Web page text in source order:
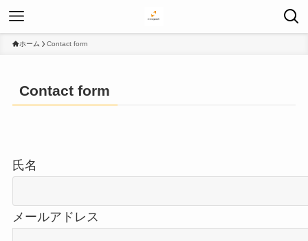
ホーム Contact form
Contact form
氏名
メールアドレス